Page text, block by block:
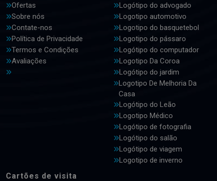
Ofertas
Sobre nós
Contate-nos
Política de Privacidade
Termos e Condições
Avaliações
Logótipo do advogado
Logotipo automotivo
Logotipo do basquetebol
Logotipo do pássaro
Logótipo do computador
Logotipo Da Coroa
Logótipo do jardim
Logotipo De Melhoria Da
Casa
Logótipo do Leão
Logotipo Médico
Logótipo de fotografia
Logótipo do salão
Logótipo de viagem
Logotipo de inverno
Cartões de visita